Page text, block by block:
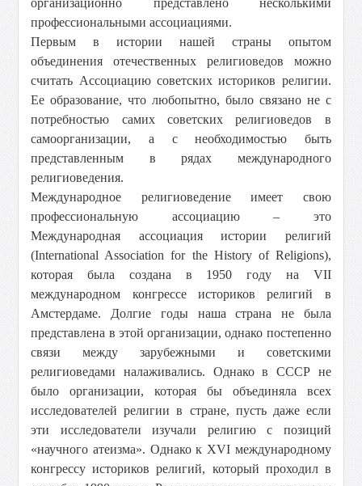
организационно представлено несколькими
профессиональными ассоциациями.
Первым в истории нашей страны опытом
объединения отечественных религиоведов можно
считать Ассоциацию советских историков религии.
Ее образование, что любопытно, было связано не с
потребностью самих советских религиоведов в
самоорганизации, а с необходимостью быть
представленным в рядах международного
религиоведения.
Международное религиоведение имеет свою
профессиональную ассоциацию – это
Международная ассоциация истории религий
(International Association for the History of Religions),
которая была создана в 1950 году на VII
международном конгрессе историков религий в
Амстердаме. Долгие годы наша страна не была
представлена в этой организации, однако постепенно
связи между зарубежными и советскими
религиоведами налаживались. Однако в СССР не
было организации, которая бы объединяла всех
исследователей религии в стране, пусть даже если
эти исследователи изучали религию с позиций
«научного атеизма». Однако к XVI международному
конгрессу историков религий, который проходил в